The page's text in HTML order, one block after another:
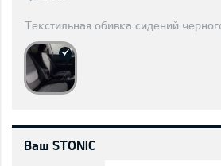
Текстильная обивка сидений
Ваш STONIC